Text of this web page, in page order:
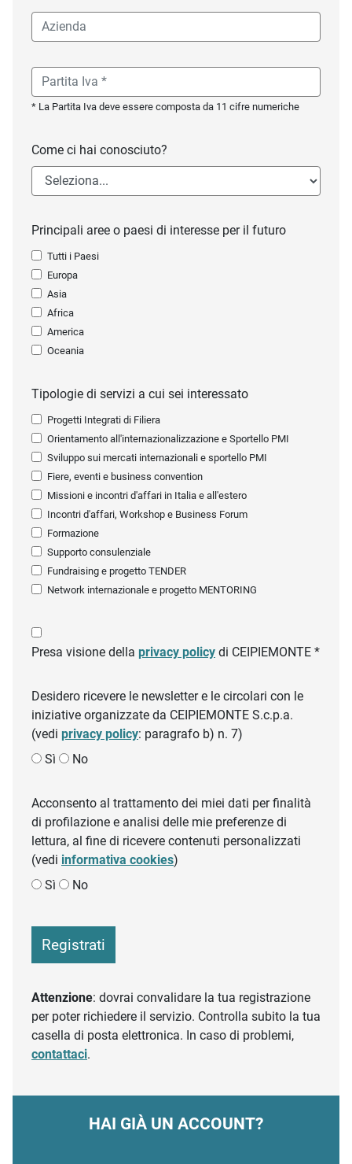
* La Partita Iva deve essere composta da 11 cifre numeriche
Come ci hai conosciuto?
Principali aree o paesi di interesse per il futuro
Tutti i Paesi
Europa
Asia
Africa
America
Oceania
Tipologie di servizi a cui sei interessato
Progetti Integrati di Filiera
Orientamento all'internazionalizzazione e Sportello PMI
Sviluppo sui mercati internazionali e sportello PMI
Fiere, eventi e business convention
Missioni e incontri d'affari in Italia e all'estero
Incontri d'affari, Workshop e Business Forum
Formazione
Supporto consulenziale
Fundraising e progetto TENDER
Network internazionale e progetto MENTORING
Presa visione della privacy policy di CEIPIEMONTE *
Desidero ricevere le newsletter e le circolari con le
iniziative organizzate da CEIPIEMONTE S.c.p.a.
(vedi privacy policy: paragrafo b) n. 7)
Sì
No
Acconsento al trattamento dei miei dati per finalità
di profilazione e analisi delle mie preferenze di
lettura, al fine di ricevere contenuti personalizzati
(vedi informativa cookies)
Sì
No
Registrati
Attenzione: dovrai convalidare la tua registrazione
per poter richiedere il servizio. Controlla subito la tua
casella di posta elettronica. In caso di problemi,
contattaci.
HAI GIÀ UN ACCOUNT?